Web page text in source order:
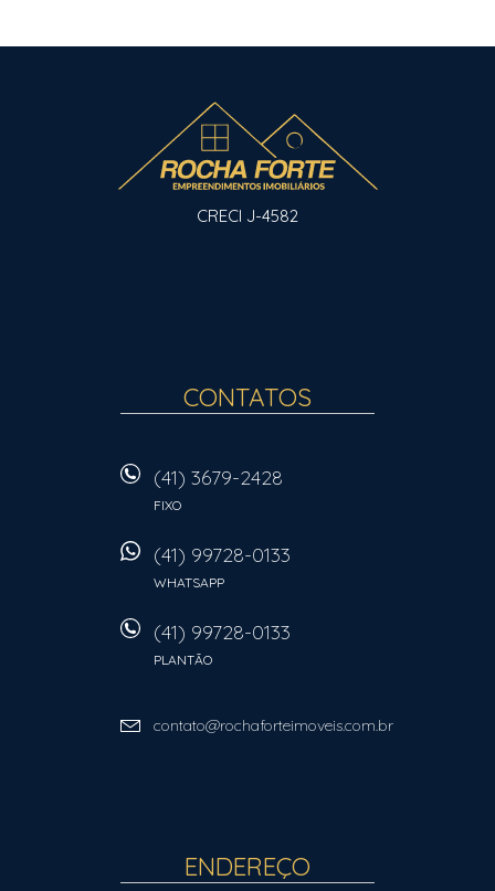
CRECI J-4582
CONTATOS
(41) 3679-2428
FIXO
(41) 99728-0133
WHATSAPP
(41) 99728-0133
PLANTÃO
contato@rochaforteimoveis.com.br
ENDEREÇO